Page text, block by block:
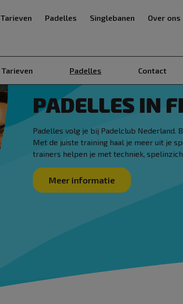
Tarieven Padelles Singlebanen Over ons
Tarieven Padelles Contact
PADELLES IN
Padelles volg je bij Padelclub Nederland.
Met de juiste training haal je meer uit je
trainers helpen je met techniek,
Meer informatie